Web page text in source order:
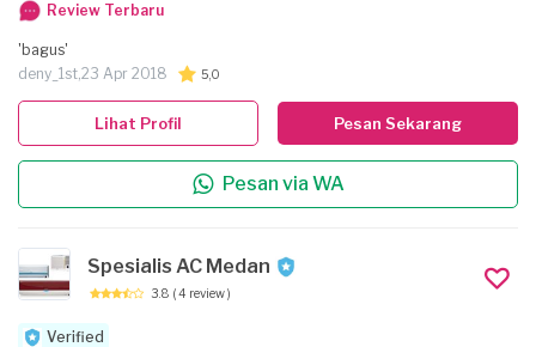
Review Terbaru
'bagus'
deny_1st,23 Apr 2018 5,0
Pesan Sekarang
Pesan via WA
Lihat Profil
Spesialis AC Medan
3.8 ( 4 review )
Verified